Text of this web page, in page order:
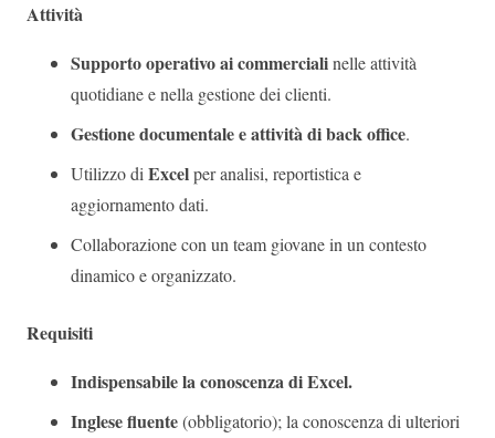
Attività
Supporto operativo ai commercialinelle attività
quotidiane e nella gestione dei clienti.
Gestione documentale e attività di back office.
Utilizzo di Excelper analisi, reportistica e
aggiornamento dati.
Collaborazione con un team giovane in un contesto
dinamico e organizzato.
Requisiti
Indispensabile la conoscenza di Excel.
Inglese fluente(obbligatorio); la conoscenza di ulteriori